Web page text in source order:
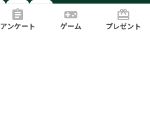
アンケート ゲーム プレゼント